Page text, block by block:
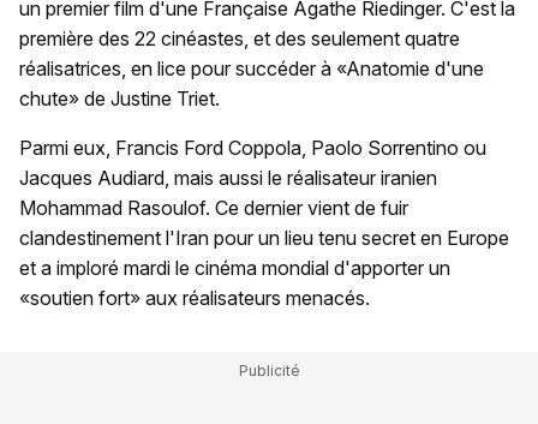
un premier film d'une Française Agathe Riedinger. C'est la
première des 22 cinéastes, et des seulement quatre
réalisatrices, en lice pour succéder à «Anatomie d'une
chute» de Justine Triet.
Parmi eux, Francis Ford Coppola, Paolo Sorrentino ou
Jacques Audiard, mais aussi le réalisateur iranien
Mohammad Rasoulof. Ce dernier vient de fuir
clandestinement l'Iran pour un lieu tenu secret en Europe
et a imploré mardi le cinéma mondial d'apporter un
«soutien fort» aux réalisateurs menacés.